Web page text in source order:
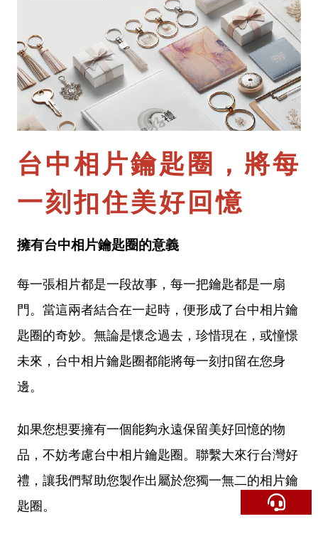
台中相片鑰匙圈，將每
一刻扣住美好回憶
擁有台中相片鑰匙圈的意義
每一張相片都是一段故事，每一把鑰匙都是一扇
門。當這兩者結合在一起時，便形成了台中相片鑰
匙圈的奇妙。無論是懷念過去，珍惜現在，或憧憬
未來，台中相片鑰匙圈都能將每一刻扣留在您身
邊。
如果您想要擁有一個能夠永遠保留美好回憶的物
品，不妨考慮台中相片鑰匙圈。聯繫大來行台灣好
禮，讓我們幫助您製作出屬於您獨一無二的相片鑰
匙圈。